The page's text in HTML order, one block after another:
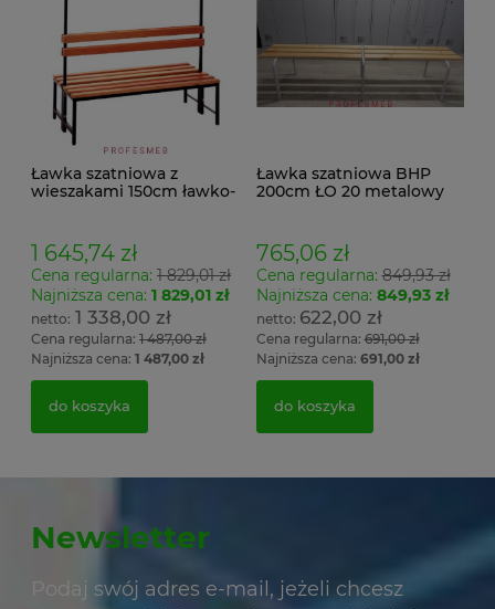
Ławka szatniowa z
wieszakami 150cm ławko-
1 645,74 zł
Cena regularna: 1 829,01 zł
Najniższa cena: 1 829,01 zł
1 338,00 zł
Cena regularna: 1 487,00 zł
Najniższa cena: 1 487,00 zł
do koszyka
Ławka szatniowa BHP
200cm ŁO 20 metalowy
765,06 zł
Cena regularna:849,93 zł
Najniższa cena: 849,93 zł
622,00 zł
Cena regularna:691,00 zł
Najniższa cena: 691,00 zł
do koszyka
Newsletter
Podaj swój adres e-mail, jeżeli chcesz